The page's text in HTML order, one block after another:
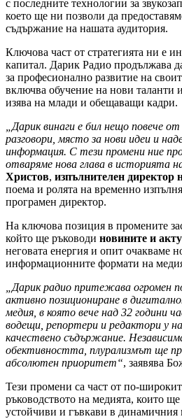
с последните технологии за
което ще ни позволи да
съдържание на нашата аудитория.
Ключова част от стратегията ни е
капитал. Дарик Радио продължава
за професионално развитие на
включва обучение на нови таланти
изява на млади и обещаващи кадри.
„Дарик винаги е бил нещо повече
разговори, място за нови идеи и
информация. С тези промени ние
отваряме нова глава в историята
Христов, изпълнителен директор
поема и ролята на временно
програмен директор.
На ключова позиция в промените
който ще ръководи новините и
неговата енергия и опит очакваме
информационните формати на
„Дарик радио притежава огромен
активно позициониране в
медия, в която вече над 32 години
водещи, репортери и редактори у
качествено съдържание.
обективността, плурализмът ще
абсолютен приоритет“, заявява
Тези промени са част от по-
ръководството на медията, които
устойчиви и гъвкави в динамичния